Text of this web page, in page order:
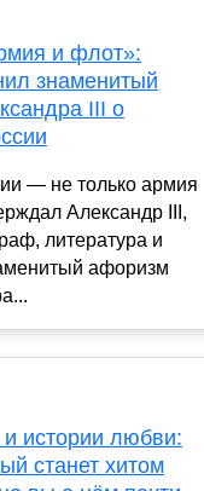
и флот»:
знаменитый
III о
— не только армия
Александр III,
литература и
афоризм
истории любви:
станет хитом